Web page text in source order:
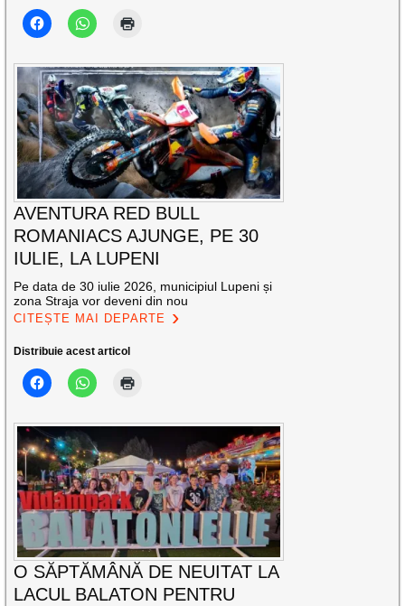
AVENTURA RED BULL
ROMANIACS AJUNGE, PE 30
IULIE, LA LUPENI
Pe data de 30 iulie 2026, municipiul Lupeni și
zona Straja vor deveni din nou
CITEȘTE MAI DEPARTE
Distribuie acest articol
O SĂPTĂMÂNĂ DE NEUITAT LA
LACUL BALATON PENTRU